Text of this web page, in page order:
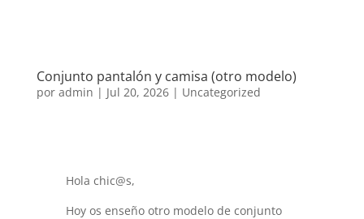
Conjunto pantalón y camisa (otro modelo)
por admin | Jul 20, 2026| Uncategorized
Hola chic@s,
Hoy os enseño otro modelo de conjunto